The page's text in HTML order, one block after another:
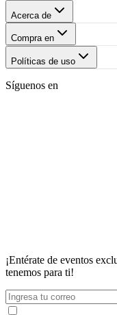
Acerca de
Compra en
Políticas de uso
Síguenos en
¡Entérate de eventos
tenemos para ti!